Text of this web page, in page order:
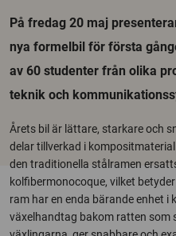
På fredag 20 maj
nya formelbil för första
av 60 studenter från olika
teknik och
Årets bil är lättare, starkare och
delar tillverkad i
den traditionella stålramen
kolfibermonocoque, vilket
ram har en enda bärande enhet i
växelhandtag bakom ratten som